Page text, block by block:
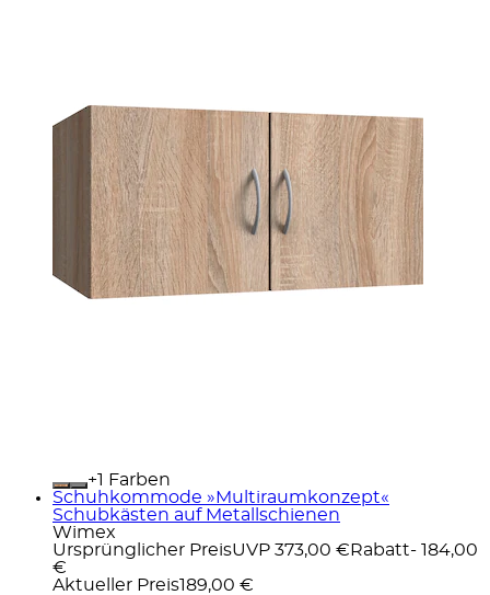
+
Farben
Schuhkommode »Multiraumkonzept«
Schubkästen auf Metallschienen
Wimex
Ursprünglicher PreisUVP 373,00 € Rabatt- 184,00
€
Aktueller Preis189,00 €